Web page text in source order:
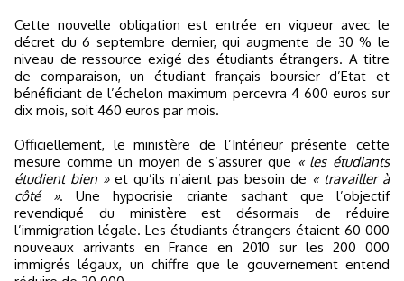
Cette nouvelle obligation est entrée en vigueur avec le
décret du 6 septembre dernier, qui augmente de 30 % le
niveau de ressource exigé des étudiants étrangers. A titre
de comparaison, un étudiant français boursier d’Etat et
bénéficiant de l’échelon maximum percevra 4 600 euros sur
dix mois, soit 460 euros par mois.
Officiellement, le ministère de l’Intérieur présente cette
mesure comme un moyen de s’assurer que « les étudiants
étudient bien »et qu’ils n’aient pas besoin de « travailler à
côté ». Une hypocrisie criante sachant que l’objectif
revendiqué du ministère est désormais de réduire
l’immigration légale. Les étudiants étrangers étaient 60 000
nouveaux arrivants en France en 2010 sur les 200 000
immigrés légaux, un chiffre que le gouvernement entend